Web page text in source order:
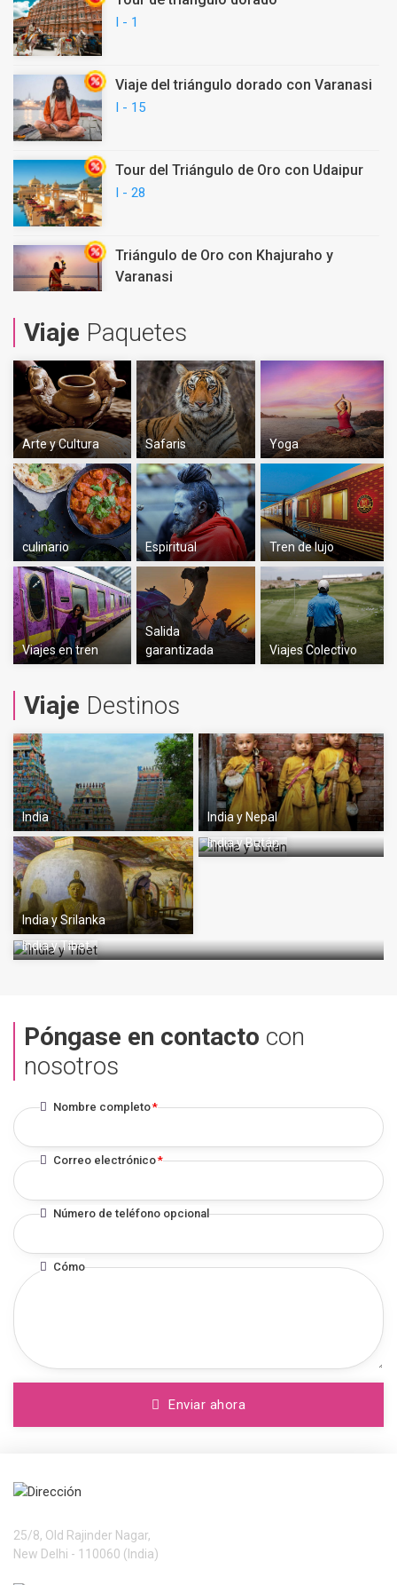
I - 1
Viaje del triángulo dorado con Varanasi
I - 15
Tour del Triángulo de Oro con Udaipur
I - 28
Triángulo de Oro con Khajuraho y
Varanasi
Tour de Patrimonio y Cultura Rajasthan
I - 42
Viaje Paquetes
Arte y Cultura Safaris Yoga
culinario Espiritual Tren de lujo
Viajes en tren
Salida
garantizada
Viajes Colectivo
Viaje Destinos
India India y Nepal
India y Srilanka
India y Bután
India y Tíbet
Póngase en contacto con
nosotros
Nombre completo*
Correo electrónico*
Número de teléfono opcional
Cómo
Enviar ahora
25/8, Old Rajinder Nagar,
New Delhi - 110060 (India)